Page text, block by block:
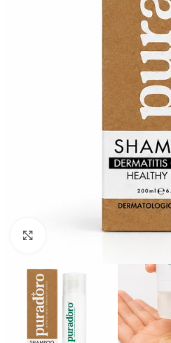
Click to enlarge